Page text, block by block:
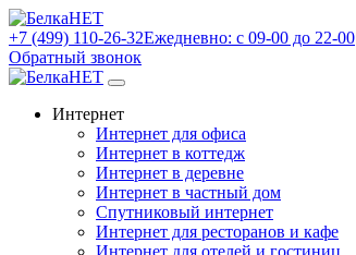
+7 (499) 110-26-32Ежедневно: с 09-00 до 22-00
Обратный звонок
Интернет
Интернет для офиса
Интернет в коттедж
Интернет в деревне
Интернет в частный дом
Спутниковый интернет
Интернет для ресторанов и кафе
Интернет для отелей и гостиниц